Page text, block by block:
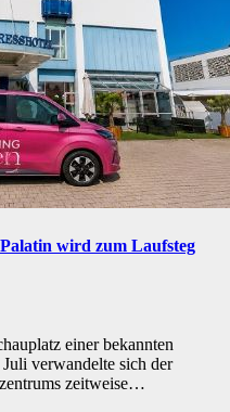
wird zum Laufsteg
einer bekannten
verwandelte sich der
zeitweise…